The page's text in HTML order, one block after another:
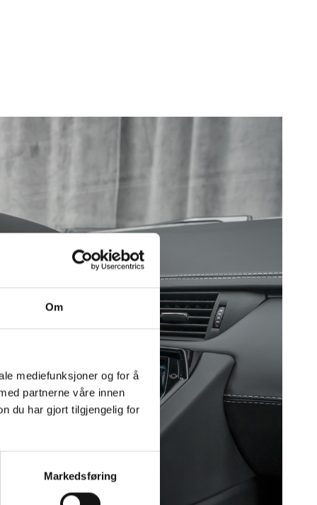
Om
mediefunksjoner og for å
partnerne våre innen
du har gjort tilgjengelig for
Markedsføring